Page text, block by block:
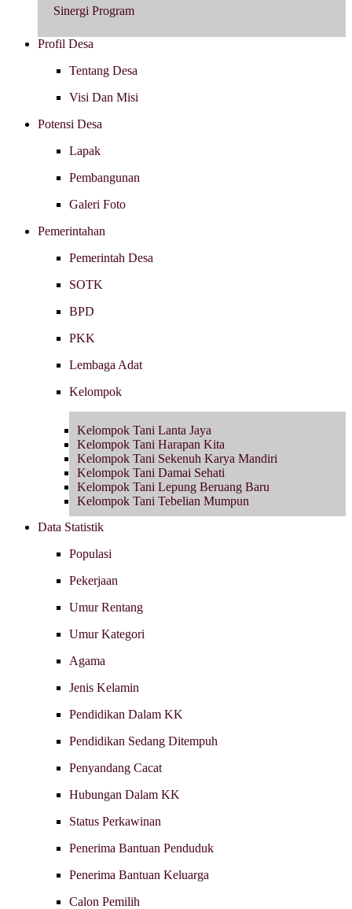
Sinergi Program
Profil Desa
Tentang Desa
Visi Dan Misi
Potensi Desa
Lapak
Pembangunan
Galeri Foto
Pemerintahan
Pemerintah Desa
SOTK
BPD
PKK
Lembaga Adat
Kelompok
Kelompok Tani Lanta Jaya
Kelompok Tani Harapan Kita
Kelompok Tani Sekenuh Karya Mandiri
Kelompok Tani Damai Sehati
Kelompok Tani Lepung Beruang Baru
Kelompok Tani Tebelian Mumpun
Data Statistik
Populasi
Pekerjaan
Umur Rentang
Umur Kategori
Agama
Jenis Kelamin
Pendidikan Dalam KK
Pendidikan Sedang Ditempuh
Penyandang Cacat
Hubungan Dalam KK
Status Perkawinan
Penerima Bantuan Penduduk
Penerima Bantuan Keluarga
Calon Pemilih